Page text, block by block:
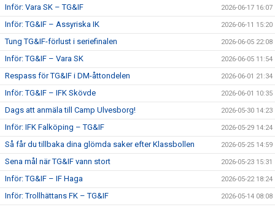
Inför: Vara SK – TG&IF 2026-06-17 16:07
Inför: TG&IF – Assyriska IK 2026-06-11 15:20
Tung TG&IF-förlust i seriefinalen 2026-06-05 22:08
Inför: TG&IF – Vara SK 2026-06-05 11:54
Respass för TG&IF i DM-åttondelen 2026-06-01 21:34
Inför: TG&IF – IFK Skövde 2026-06-01 10:35
Dags att anmäla till Camp Ulvesborg! 2026-05-30 14:23
Inför: IFK Falköping – TG&IF 2026-05-29 14:24
Så får du tillbaka dina glömda saker efter Klassbollen 2026-05-25 14:59
Sena mål när TG&IF vann stort 2026-05-23 15:31
Inför: TG&IF – IF Haga 2026-05-22 18:24
Inför: Trollhättans FK – TG&IF 2026-05-14 08:08